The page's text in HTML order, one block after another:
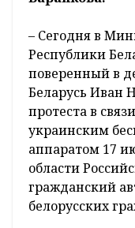
– Сегодня в
Республики
поверенный в
Беларусь Иван
протеста в
украинским
аппаратом 17
области
гражданский
белорусских